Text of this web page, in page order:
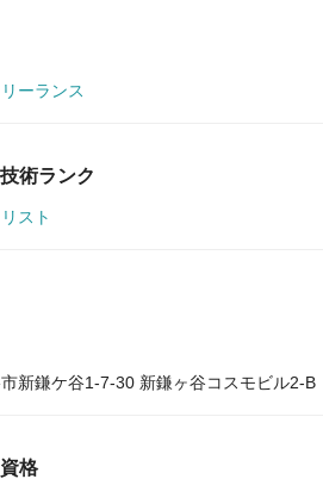
ーランス
術ランク
スト
新鎌ケ谷1-7-30 新鎌ヶ谷コスモビル2-B
格